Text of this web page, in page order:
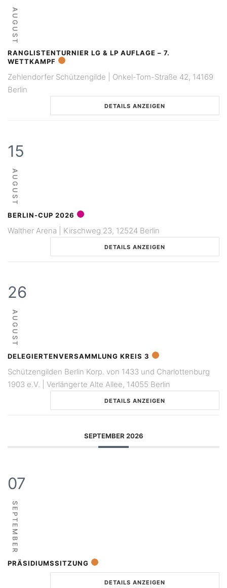
AUGUST
RANGLISTENTURNIER LG & LP AUFLAGE – 7.
WETTKAMPF
Zehlendorfer Schützengilde | Onkel-Tom-Straße 42, 14169
Berlin
DETAILS ANZEIGEN
15
AUGUST
BERLIN-CUP 2026
Walther Arena | Kirschweg 23, 12524 Berlin
DETAILS ANZEIGEN
26
AUGUST
DELEGIERTENVERSAMMLUNG KREIS 3
Schützengilden Berlin Korp. von 1433 und Charlottenburg
1903 e.V. | Verlängerte Alte Allee, 14055 Berlin
DETAILS ANZEIGEN
SEPTEMBER 2026
07
SEPTEMBER
PRÄSIDIUMSSITZUNG
DETAILS ANZEIGEN